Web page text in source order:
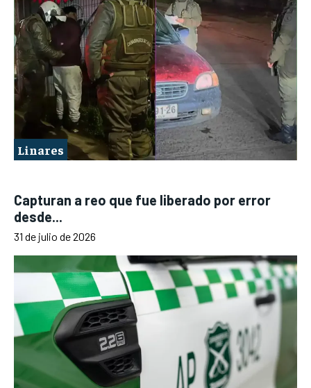
Linares
Capturan a reo que fue liberado por error
desde...
31 de julio de 2026